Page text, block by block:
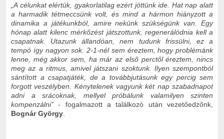
„A célunkat elértük, gyakorlatilag ezért jöttünk ide. Hat nap alatt
a harmadik tétmeccsünk volt, és mind a hármon hiányzott a
dinamika a játékunkból, amire nekünk szükségünk van. Egy
hónap alatt kilenc mérkőzést játszottunk, regenerálódnia kell a
csapatnak. Utazunk állandóan, nem tudunk frissülni, ez a
tempó így nagyon sok. 2-1-nél sem éreztem, hogy problémánk
lenne, még akkor sem, ha már az első perctől éreztem, nincs
meg az a ritmus, amivel játszani szoktunk. Ilyen szempontból
sántított a csapatjáték, de a továbbjutásunk egy percig sem
forgott veszélyben. Kénytelenek vagyunk két nap szabadnapot
adni a srácoknak, mellyel próbálunk valamilyen szinten
kompenzálni” - fogalmazott a találkozó után vezetőedzőnk,
Bognár György